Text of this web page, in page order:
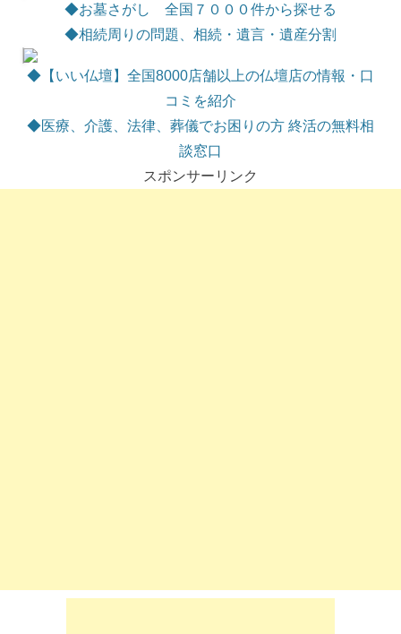
◆お墓さがし 全国７０００件から探せる
◆相続周りの問題、相続・遺言・遺産分割
◆【いい仏壇】全国8000店舗以上の仏壇店の情報・口
コミを紹介
◆医療、介護、法律、葬儀でお困りの方 終活の無料相
談窓口
スポンサーリンク